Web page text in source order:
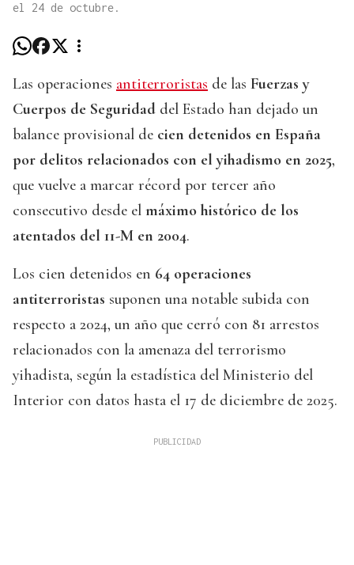
el 24 de octubre.
Las operaciones antiterroristas de las Fuerzas y
Cuerpos de Seguridad del Estado han dejado un
balance provisional de cien detenidos en España
por delitos relacionados con el yihadismo en 2025,
que vuelve a marcar récord por tercer año
consecutivo desde el máximo histórico de los
atentados del 11-M en 2004.
Los cien detenidos en 64 operaciones
antiterroristas suponen una notable subida con
respecto a 2024, un año que cerró con 81 arrestos
relacionados con la amenaza del terrorismo
yihadista, según la estadística del Ministerio del
Interior con datos hasta el 17 de diciembre de 2025.